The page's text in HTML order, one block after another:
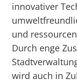
innovativer
und
Durch enge
wird auch in